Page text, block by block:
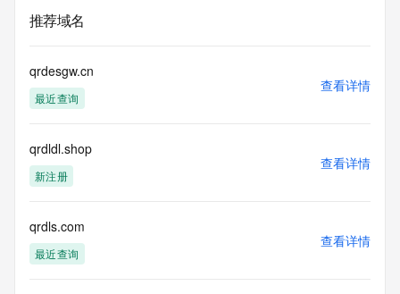
推荐域名
qrdesgw.cn
最近查询
查看详情
qrdldl.shop
新注册
查看详情
qrdls.com
最近查询
查看详情